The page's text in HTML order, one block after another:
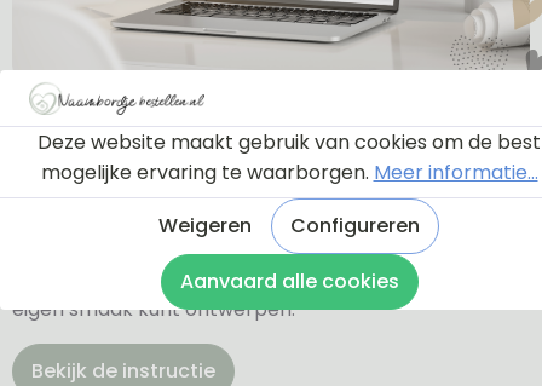
Ontwerptool
Via onderstaande knop komt u bij een instructie en
een tutorial die u een rondleiding geeft door de
ontwerptool. Hierdoor weet u precies hoe u zelf uw
naambordje helemaal kunt aanpassen en naar uw
eigen smaak kunt ontwerpen.
Bekijk de instructie
Deze website maakt gebruik van cookies om de best
mogelijke ervaring te waarborgen. Meer informatie...
Weigeren
Configureren
Aanvaard alle cookies